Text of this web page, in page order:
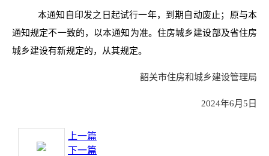
本通知自印发之日起试行一年，到期自动废止；原与本
通知规定不一致的，以本通知为准。住房城乡建设部及省住房
城乡建设有新规定的，从其规定。
韶关市住房和城乡建设管理局
2024年6月5日
上一篇
下一篇